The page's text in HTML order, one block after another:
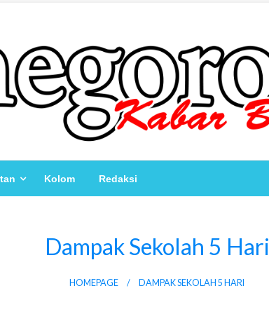
Kolom Redaksi
Dampak Sekolah 5 Hari
HOMEPAGE DAMPAK SEKOLAH 5 HARI